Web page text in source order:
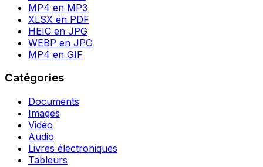
MP4 en MP3
XLSX en PDF
HEIC en JPG
WEBP en JPG
MP4 en GIF
Catégories
Documents
Images
Vidéo
Audio
Livres électroniques
Tableurs